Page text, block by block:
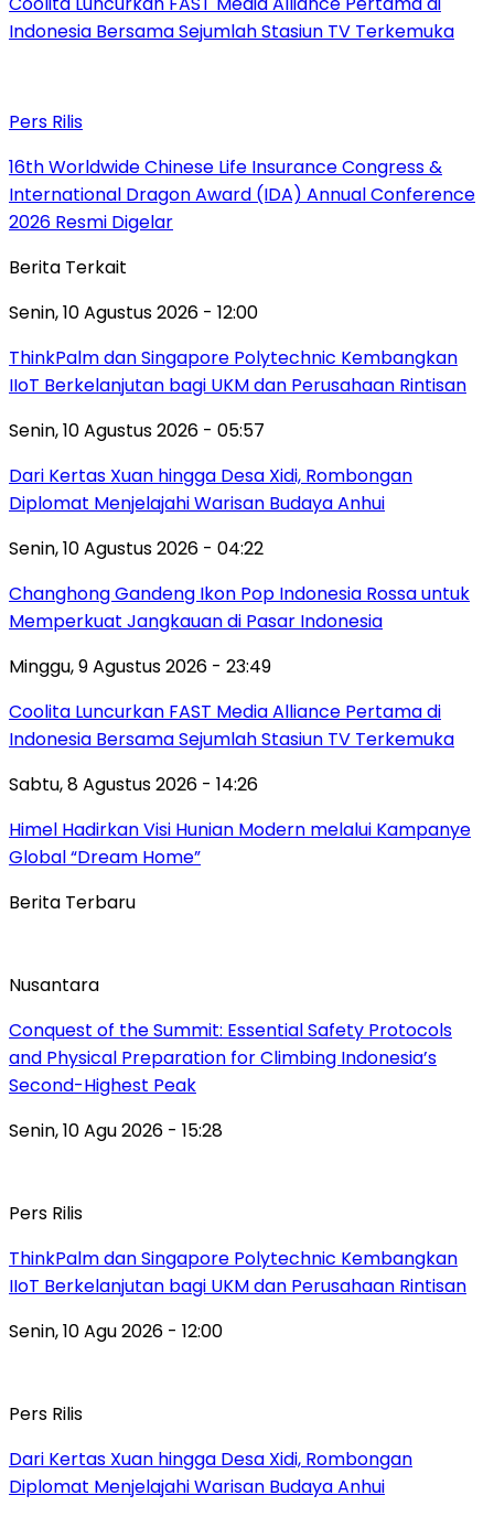
Indonesia Bersama Sejumlah Stasiun TV Terkemuka
Pers Rilis
16th Worldwide Chinese Life Insurance Congress &
International Dragon Award (IDA) Annual Conference
2026 Resmi Digelar
Berita Terkait
Senin, 10 Agustus 2026 - 12:00
ThinkPalm dan Singapore Polytechnic Kembangkan
IIoT Berkelanjutan bagi UKM dan Perusahaan Rintisan
Senin, 10 Agustus 2026 - 05:57
Dari Kertas Xuan hingga Desa Xidi, Rombongan
Diplomat Menjelajahi Warisan Budaya Anhui
Senin, 10 Agustus 2026 - 04:22
Changhong Gandeng Ikon Pop Indonesia Rossa untuk
Memperkuat Jangkauan di Pasar Indonesia
Minggu, 9 Agustus 2026 - 23:49
Coolita Luncurkan FAST Media Alliance Pertama di
Indonesia Bersama Sejumlah Stasiun TV Terkemuka
Sabtu, 8 Agustus 2026 - 14:26
Himel Hadirkan Visi Hunian Modern melalui Kampanye
Global “Dream Home”
Berita Terbaru
Nusantara
Conquest of the Summit: Essential Safety Protocols
and Physical Preparation for Climbing Indonesia’s
Second-Highest Peak
Senin, 10 Agu 2026 - 15:28
Pers Rilis
ThinkPalm dan Singapore Polytechnic Kembangkan
IIoT Berkelanjutan bagi UKM dan Perusahaan Rintisan
Senin, 10 Agu 2026 - 12:00
Pers Rilis
Dari Kertas Xuan hingga Desa Xidi, Rombongan
Diplomat Menjelajahi Warisan Budaya Anhui